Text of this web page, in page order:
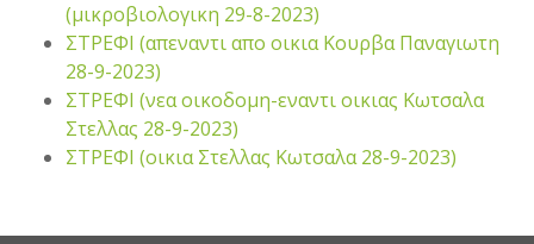
(μικροβιολογικη 29-8-2023)
ΣΤΡΕΦΙ (απεναντι απο οικια Κουρβα Παναγιωτη
28-9-2023)
ΣΤΡΕΦΙ (νεα οικοδομη-εναντι οικιας Κωτσαλα
Στελλας 28-9-2023)
ΣΤΡΕΦΙ (οικια Στελλας Κωτσαλα 28-9-2023)